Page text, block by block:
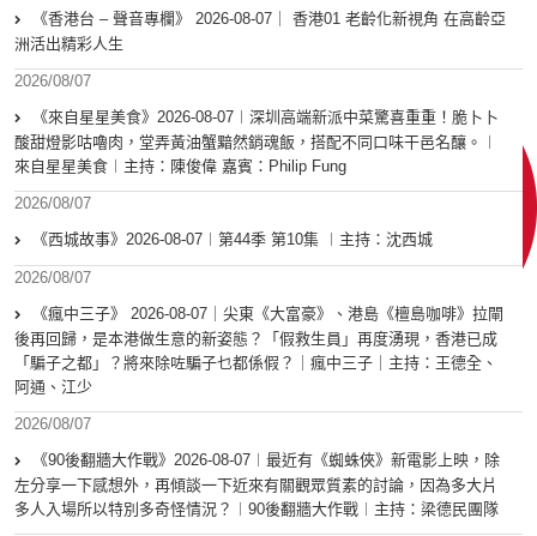
《香港台 – 聲音專欄》 2026-08-07｜ 香港01 老齡化新視角 在高齡亞
洲活出精彩人生
2026/08/07
《來自星星美食》2026-08-07︱深圳高端新派中菜驚喜重重！脆卜卜
酸甜燈影咕嚕肉，堂弄黃油蟹黯然銷魂飯，搭配不同口味干邑名釀。︱
來自星星美食︱主持：陳俊偉 嘉賓：Philip Fung
2026/08/07
《西城故事》2026-08-07︱第44季 第10集 ︱主持：沈西城
2026/08/07
《瘋中三子》 2026-08-07｜尖東《大富豪》、港島《檀島咖啡》拉閘
後再回歸，是本港做生意的新姿態？「假救生員」再度湧現，香港已成
「騙子之都」？將來除咗騙子乜都係假？｜瘋中三子｜主持：王德全、
阿通、江少
2026/08/07
《90後翻牆大作戰》2026-08-07︱最近有《蜘蛛俠》新電影上映，除
左分享一下感想外，再傾談一下近來有關觀眾質素的討論，因為多大片
多人入場所以特別多奇怪情況？︱90後翻牆大作戰︱主持：梁德民團隊